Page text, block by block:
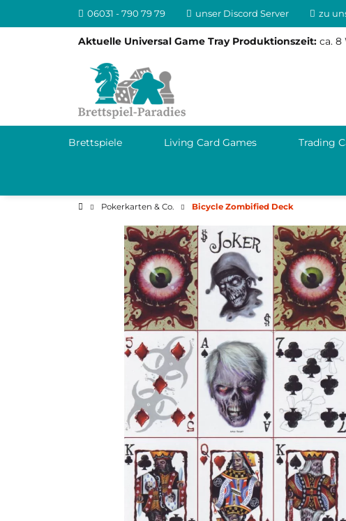
06031 - 790 79 79 unser Discord Server zu
Aktuelle Universal Game Tray Produktionszeit: ca. 8
Brettspiele Living Card Games Trading
Pokerkarten & Co. Bicycle Zombified Deck